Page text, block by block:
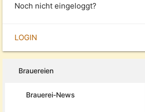
Noch nicht eingeloggt?
LOGIN
Brauereien
Brauerei-News